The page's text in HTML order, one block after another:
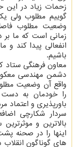
زحمات زیاد در این
گوییم مطلوب ولی
وضعیت مطلوب
زمانی است که ما
انفعالی پیدا کند و
باشیم.
معاون فرهنگی ستاد
دشمن مهندسی
واقع آن وضعیت
را خودمان به دست
باورپذیری و اعتماد
سردار شکارچی
بالاترین و
اینها را در صحنه
های گوناگون